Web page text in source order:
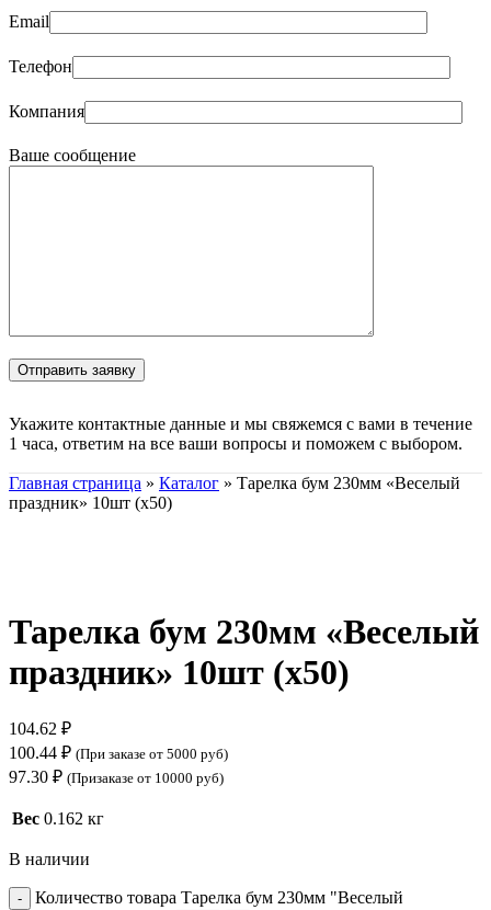
Email
Телефон
Компания
Ваше сообщение
Укажите контактные данные и мы свяжемся с вами в течение
1 часа, ответим на все ваши вопросы и поможем с выбором.
Главная страница » Каталог » Тарелка бум 230мм «Веселый
праздник» 10шт (х50)
Тарелка бум 230мм «Веселый
праздник» 10шт (х50)
104.62 ₽
100.44 ₽ (При заказе от 5000 руб)
97.30 ₽ (Призаказе от 10000 руб)
Вес 0.162 кг
В наличии
Количество товара Тарелка бум 230мм "Веселый